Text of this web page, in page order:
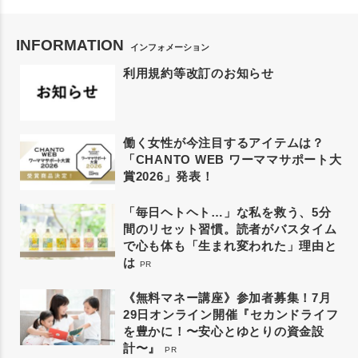
INFORMATION インフォメーション
利用規約等改訂のお知らせ
働く女性が今注目するアイテムは？
「CHANTO WEB ワーママサポート大
賞2026」発表！
「毎日ヘトヘト…」な私を救う、5分
間のリセット習慣。読者がバスタイム
で心も体も「生まれ変われた」理由と
は PR
《無料マネー講座》参加者募集！7月
29日オンライン開催『セカンドライフ
を豊かに！〜安心とゆとりの資金設
計〜』
PR